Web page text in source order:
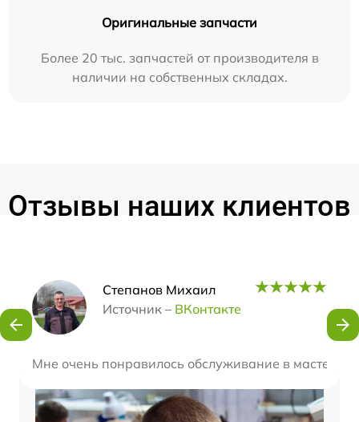
Оригинальные запчасти
Более 20 тыс. запчастей от производителя в
наличии на собственных складах.
Отзывы наших клиентов
Степанов Михаил
Источник – ВКонтакте
Мне очень понравилось обслуживание в
Наши мастера